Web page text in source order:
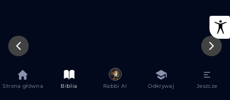
Strona główna Biblia Rabbi AI Odkrywaj Jeszcze